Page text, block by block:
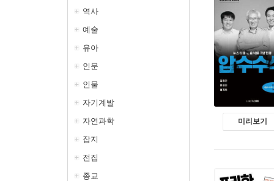
역사
예술
유아
인문
인물
자기계발
자연과학
잡지
전집
종교
미리보기